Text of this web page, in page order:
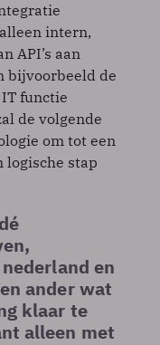
intern,
API’s aan
bijvoorbeeld de
functie
de volgende
om tot een
logische stap
en
ander wat
klaar te
alleen met